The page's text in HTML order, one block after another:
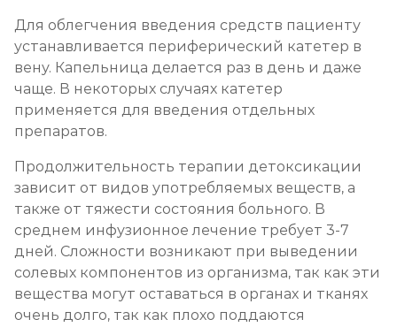
Для облегчения введения средств пациенту
устанавливается периферический катетер в
вену. Капельница делается раз в день и даже
чаще. В некоторых случаях катетер
применяется для введения отдельных
препаратов.
Продолжительность терапии детоксикации
зависит от видов употребляемых веществ, а
также от тяжести состояния больного. В
среднем инфузионное лечение требует 3-7
дней. Сложности возникают при выведении
солевых компонентов из организма, так как эти
вещества могут оставаться в органах и тканях
очень долго, так как плохо поддаются